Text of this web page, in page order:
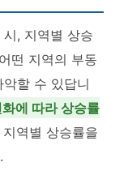
, 지역별 상승
떤 지역의 부동
할 수 있답니
에 따라 상승률
역별 상승률을